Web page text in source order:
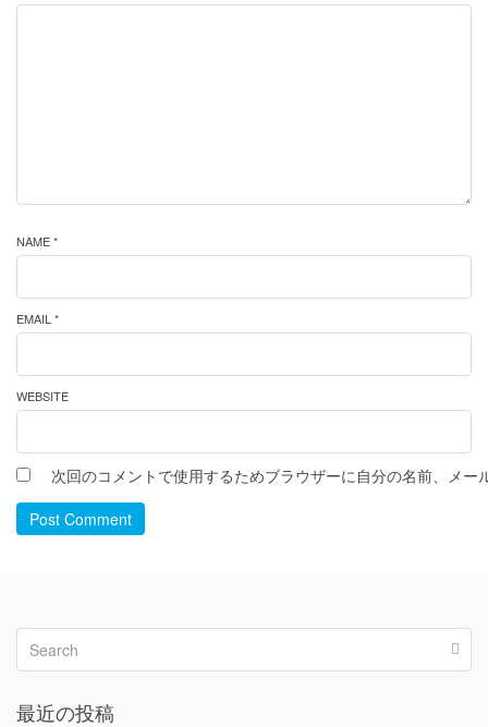
NAME *
EMAIL *
WEBSITE
次回のコメントで使用するためブラウザーに自分の名前、メー
Post Comment
最近の投稿